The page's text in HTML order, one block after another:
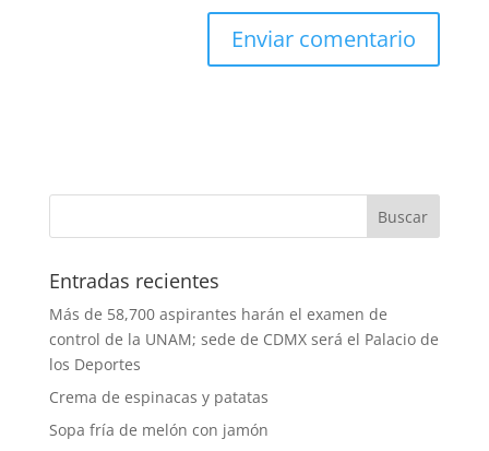
Entradas recientes
Más de 58,700 aspirantes harán el examen de
control de la UNAM; sede de CDMX será el Palacio de
los Deportes
Crema de espinacas y patatas
Sopa fría de melón con jamón